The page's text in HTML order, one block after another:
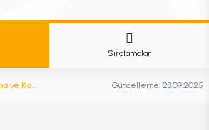
Sıralamalar
Çevre Koruma ve Kontrol Güncelleme: 28.09.2025